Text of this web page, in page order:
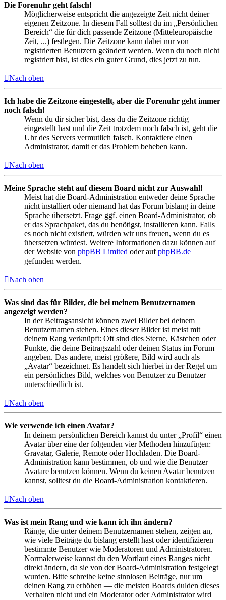
Die Forenuhr geht falsch!
Möglicherweise entspricht die angezeigte Zeit nicht deiner
eigenen Zeitzone. In diesem Fall solltest du im „Persönlichen
Bereich“ die für dich passende Zeitzone (Mitteleuropäische
Zeit, ...) festlegen. Die Zeitzone kann dabei nur von
registrierten Benutzern geändert werden. Wenn du noch nicht
registriert bist, ist dies ein guter Grund, dies jetzt zu tun.
Nach oben
Ich habe die Zeitzone eingestellt, aber die Forenuhr geht immer
noch falsch!
Wenn du dir sicher bist, dass du die Zeitzone richtig
eingestellt hast und die Zeit trotzdem noch falsch ist, geht die
Uhr des Servers vermutlich falsch. Kontaktiere einen
Administrator, damit er das Problem beheben kann.
Nach oben
Meine Sprache steht auf diesem Board nicht zur Auswahl!
Meist hat die Board-Administration entweder deine Sprache
nicht installiert oder niemand hat das Forum bislang in deine
Sprache übersetzt. Frage ggf. einen Board-Administrator, ob
er das Sprachpaket, das du benötigst, installieren kann. Falls
es noch nicht existiert, würden wir uns freuen, wenn du es
übersetzen würdest. Weitere Informationen dazu können auf
der Website von phpBB Limited oder aufphpBB.de
gefunden werden.
Nach oben
Was sind das für Bilder, die bei meinem Benutzernamen
angezeigt werden?
In der Beitragsansicht können zwei Bilder bei deinem
Benutzernamen stehen. Eines dieser Bilder ist meist mit
deinem Rang verknüpft: Oft sind dies Sterne, Kästchen oder
Punkte, die deine Beitragszahl oder deinen Status im Forum
angeben. Das andere, meist größere, Bild wird auch als
„Avatar“ bezeichnet. Es handelt sich hierbei in der Regel um
ein persönliches Bild, welches von Benutzer zu Benutzer
unterschiedlich ist.
Nach oben
Wie verwende ich einen Avatar?
In deinem persönlichen Bereich kannst du unter „Profil“ einen
Avatar über eine der folgenden vier Methoden hinzufügen:
Gravatar, Galerie, Remote oder Hochladen. Die Board-
Administration kann bestimmen, ob und wie die Benutzer
Avatare benutzen können. Wenn du keinen Avatar benutzen
kannst, solltest du die Board-Administration kontaktieren.
Nach oben
Was ist mein Rang und wie kann ich ihn ändern?
Ränge, die unter deinem Benutzernamen stehen, zeigen an,
wie viele Beiträge du bislang erstellt hast oder identifizieren
bestimmte Benutzer wie Moderatoren und Administratoren.
Normalerweise kannst du den Wortlaut eines Ranges nicht
direkt ändern, da sie von der Board-Administration festgelegt
wurden. Bitte schreibe keine sinnlosen Beiträge, nur um
deinen Rang zu erhöhen — die meisten Boards dulden dieses
Verhalten nicht und ein Moderator oder Administrator wird